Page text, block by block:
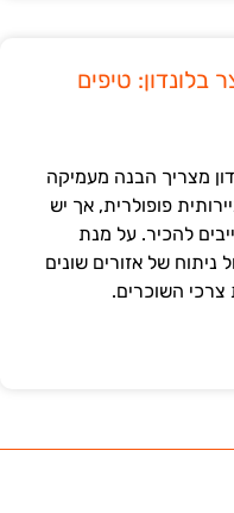
טיפים
מצריך הבנה מעמיקה
פופולרית, אך יש
להכיר. על מנת
של אזורים שונים
צרכי השוכרים.